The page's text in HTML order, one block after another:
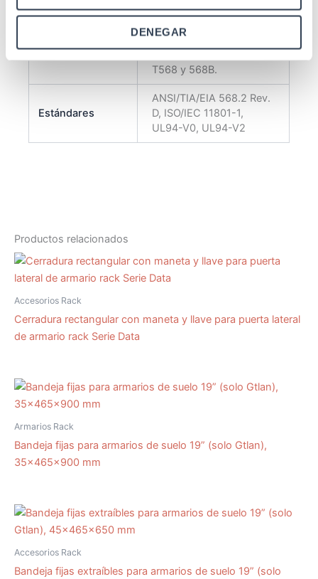
DENEGAR
embalaje
De superficie. Etiquetado
T568 y 568B.
Estándares
ANSI/TIA/EIA 568.2 Rev.
D, ISO/IEC 11801-1,
UL94-V0, UL94-V2
Productos relacionados
Accesorios Rack
Cerradura rectangular con maneta y llave para puerta lateral
de armario rack Serie Data
Armarios Rack
Bandeja fijas para armarios de suelo 19” (solo Gtlan),
35x465x900 mm
Accesorios Rack
Bandeja fijas extraíbles para armarios de suelo 19” (solo